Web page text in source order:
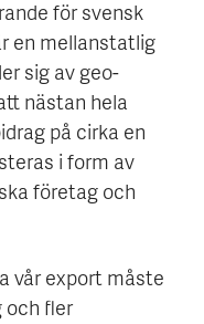
för svensk
en mellanstatlig
sig av geo-
nästan hela
på cirka en
i form av
företag och
vår export måste
och fler